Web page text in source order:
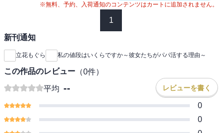
※無料、予約、入荷通知のコンテンツはカートに追加されません。
1
新刊通知
立花もぐら 私の値段はいくらですか～彼女たちがパパ活する理由～
この作品のレビュー （0件）
平均 -- レビューを書く
0
0